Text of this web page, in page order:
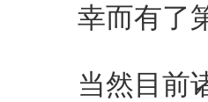
幸而有了第
当然目前诸